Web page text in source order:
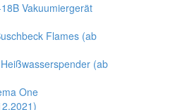
Vakuumiergerät
Flames (ab
(ab
One